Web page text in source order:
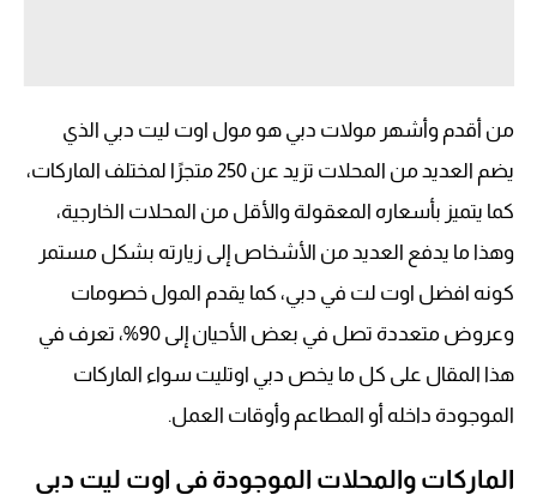
من أقدم وأشهر مولات دبي هو مول اوت ليت دبي الذي
يضم العديد من المحلات تزيد عن 250 متجرًا لمختلف الماركات،
كما يتميز بأسعاره المعقولة والأقل من المحلات الخارجية،
وهذا ما يدفع العديد من الأشخاص إلى زيارته بشكل مستمر
كونه افضل اوت لت في دبي، كما يقدم المول خصومات
وعروض متعددة تصل في بعض الأحيان إلى 90%، تعرف في
هذا المقال على كل ما يخص دبي اوتليت سواء الماركات
الموجودة داخله أو المطاعم وأوقات العمل.
الماركات والمحلات الموجودة في اوت ليت دبي